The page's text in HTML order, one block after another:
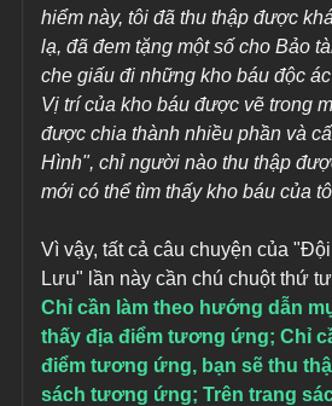
hiểm này, tôi đã thu thập được
lạ, đã đem tặng một số cho Bảo
che giấu đi những kho báu độc
Vị trí của kho báu được vẽ trong
được chia thành nhiều phần và
Hình", chỉ người nào thu thập
mới có thể tìm thấy kho báu của
Vì vậy, tất cả câu chuyện của
Lưu" lần này cần chú chuột thứ
Chỉ cần làm theo hướng dẫn
thấy địa điểm tương ứng; Chỉ
điểm tương ứng, bạn sẽ thu
sách tương ứng; Trên trang